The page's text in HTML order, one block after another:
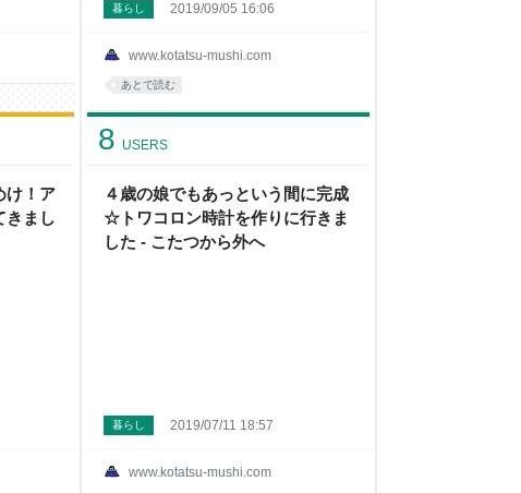
www.kotatsu-mushi.com
暮らし 2019/09/05 16:06
あとで読む
け！ア
きまし
４歳の娘でもあっという間に完成
☆トワコロン時計を作りに行きま
した - こたつから外へ
8 USERS
www.kotatsu-mushi.com
暮らし 2019/07/11 18:57